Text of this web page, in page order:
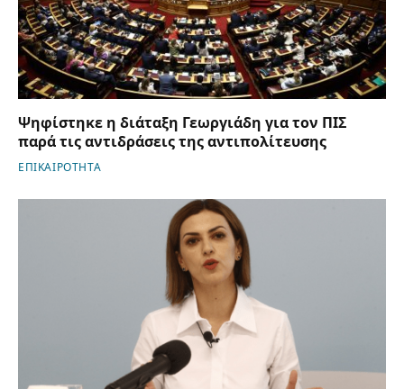
Ψηφίστηκε η διάταξη Γεωργιάδη για τον ΠΙΣ
παρά τις αντιδράσεις της αντιπολίτευσης
ΕΠΙΚΑΙΡΟΤΗΤΑ